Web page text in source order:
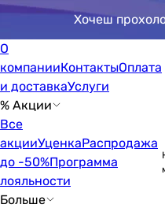
Хочеш
О
компанииКонтактыОплата
и доставкаУслуги
% Акции
Все
акцииУценкаРаспродажа
до -50%Программа
лояльности
Больше